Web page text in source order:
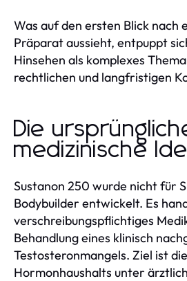
Was auf den ersten Blick nach
Präparat aussieht, entpuppt
Hinsehen als komplexes
rechtlichen und langfristigen
Die
medizinische
Sustanon 250 wurde nicht für
Bodybuilder entwickelt. Es
verschreibungspflichtiges
Behandlung eines klinisch
Testosteronmangels. Ziel ist
Hormonhaushalts unter